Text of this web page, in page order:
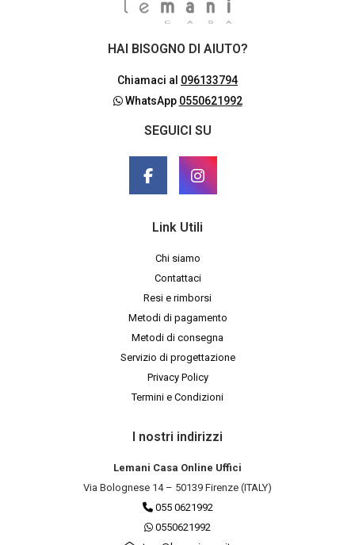
HAI BISOGNO DI AIUTO?
Chiamaci al 096133794
WhatsApp 0550621992
SEGUICI SU
Link Utili
Chi siamo
Contattaci
Resi e rimborsi
Metodi di pagamento
Metodi di consegna
Servizio di progettazione
Privacy Policy
Termini e Condizioni
I nostri indirizzi
Lemani Casa Online Uffici
Via Bolognese 14 – 50139 Firenze (ITALY)
055 0621992
0550621992